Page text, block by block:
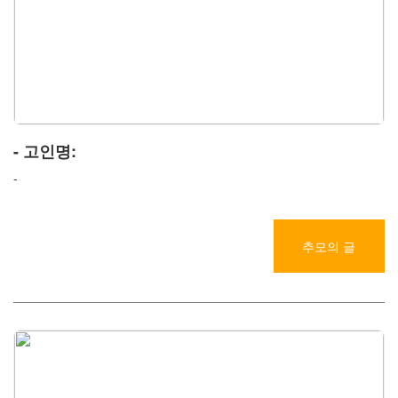
- 고인명:
-
추모의 글